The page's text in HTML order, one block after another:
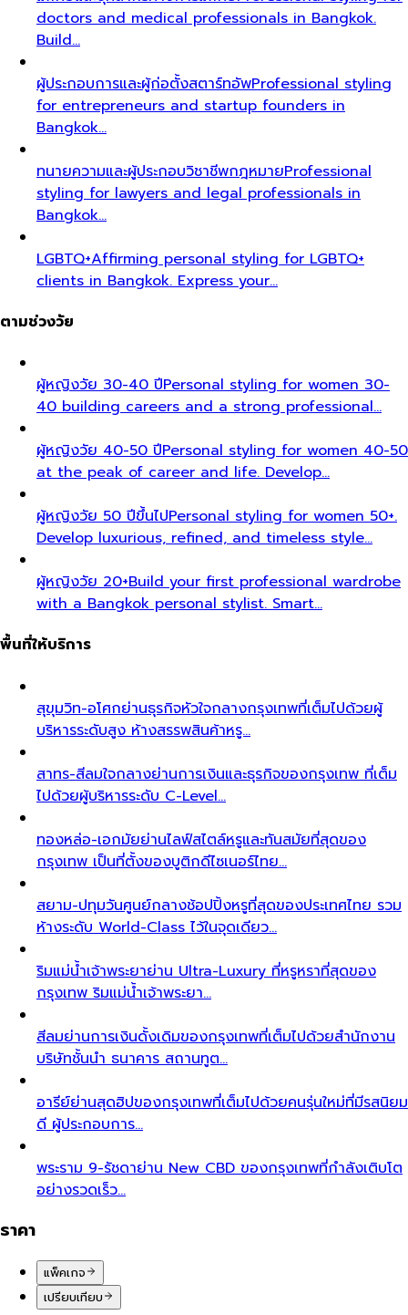
doctors and medical professionals in Bangkok.
Build…
ผู้ประกอบการและผู้ก่อตั้งสตาร์ทอัพProfessional styling
for entrepreneurs and startup founders in
Bangkok…
ทนายความและผู้ประกอบวิชาชีพกฎหมายProfessional
styling for lawyers and legal professionals in
Bangkok…
LGBTQ+Affirming personal styling for LGBTQ+
clients in Bangkok. Express your…
ตามช่วงวัย
ผู้หญิงวัย 30-40 ปีPersonal styling for women 30-
40 building careers and a strong professional…
ผู้หญิงวัย 40-50 ปีPersonal styling for women 40-50
at the peak of career and life. Develop…
ผู้หญิงวัย 50 ปีขึ้นไปPersonal styling for women 50+.
Develop luxurious, refined, and timeless style…
ผู้หญิงวัย 20+Build your first professional wardrobe
with a Bangkok personal stylist. Smart…
พื้นที่ให้บริการ
สุขุมวิท-อโศกย่านธุรกิจหัวใจกลางกรุงเทพที่เต็มไปด้วยผู้
บริหารระดับสูง ห้างสรรพสินค้าหรู…
สาทร-สีลมใจกลางย่านการเงินและธุรกิจของกรุงเทพ ที่เต็ม
ไปด้วยผู้บริหารระดับ C-Level…
ทองหล่อ-เอกมัยย่านไลฟ์สไตล์หรูและทันสมัยที่สุดของ
กรุงเทพ เป็นที่ตั้งของบูติกดีไซเนอร์ไทย…
สยาม-ปทุมวันศูนย์กลางช้อปปิ้งหรูที่สุดของประเทศไทย รวม
ห้างระดับ World-Class ไว้ในจุดเดียว…
ริมแม่น้ำเจ้าพระยาย่าน Ultra-Luxury ที่หรูหราที่สุดของ
กรุงเทพ ริมแม่น้ำเจ้าพระยา…
สีลมย่านการเงินดั้งเดิมของกรุงเทพที่เต็มไปด้วยสำนักงาน
บริษัทชั้นนำ ธนาคาร สถานทูต…
อารีย์ย่านสุดฮิปของกรุงเทพที่เต็มไปด้วยคนรุ่นใหม่ที่มีรสนิยม
ดี ผู้ประกอบการ…
พระราม 9-รัชดาย่าน New CBD ของกรุงเทพที่กำลังเติบโต
อย่างรวดเร็ว…
ราคา
แพ็คเกจ
เปรียบเทียบ